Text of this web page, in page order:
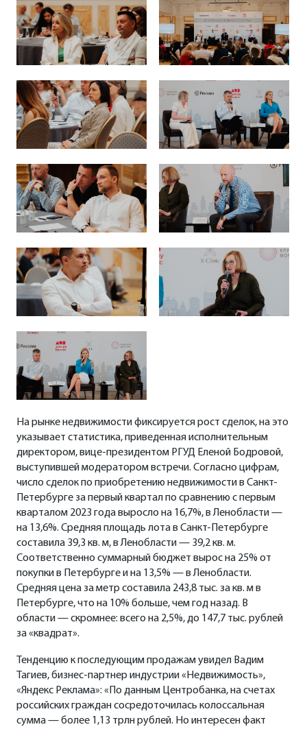
На рынке недвижимости фиксируется рост сделок, на это
указывает статистика, приведенная исполнительным
директором, вице-президентом РГУД Еленой Бодровой,
выступившей модератором встречи. Согласно цифрам,
число сделок по приобретению недвижимости в Санкт-
Петербурге за первый квартал по сравнению с первым
кварталом 2023 года выросло на 16,7%, в Ленобласти —
на 13,6%. Средняя площадь лота в Санкт-Петербурге
составила 39,3 кв. м, в Ленобласти — 39,2 кв. м.
Соответственно суммарный бюджет вырос на 25% от
покупки в Петербурге и на 13,5% — в Ленобласти.
Средняя цена за метр составила 243,8 тыс. за кв. м в
Петербурге, что на 10% больше, чем год назад. В
области — скромнее: всего на 2,5%, до 147,7 тыс. рублей
за «квадрат».
Тенденцию к последующим продажам увидел Вадим
Тагиев, бизнес-партнер индустрии «Недвижимость»,
«Яндекс Реклама»: «По данным Центробанка, на счетах
российских граждан сосредоточилась колоссальная
сумма — более 1,13 трлн рублей. Но интересен факт